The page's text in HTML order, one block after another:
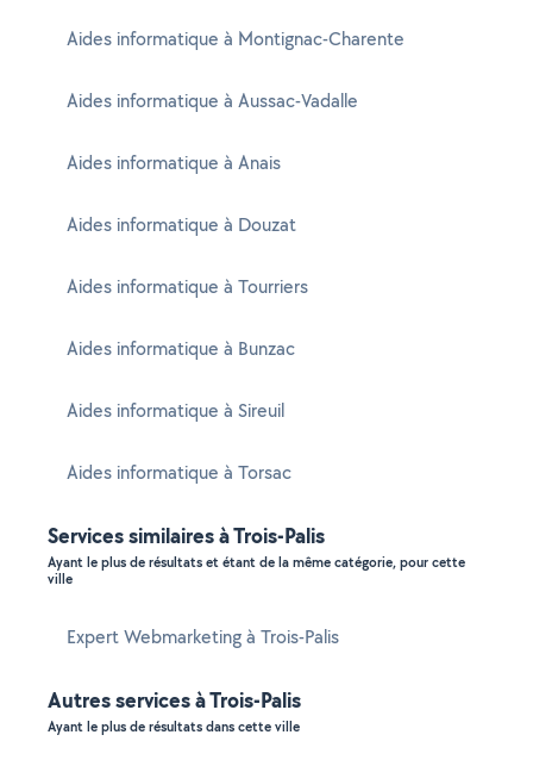
Aides informatique à Montignac-Charente
Aides informatique à Aussac-Vadalle
Aides informatique à Anais
Aides informatique à Douzat
Aides informatique à Tourriers
Aides informatique à Bunzac
Aides informatique à Sireuil
Aides informatique à Torsac
Services similaires à Trois-Palis
Ayant le plus de résultats et étant de la même catégorie, pour cette
ville
Expert Webmarketing à Trois-Palis
Autres services à Trois-Palis
Ayant le plus de résultats dans cette ville